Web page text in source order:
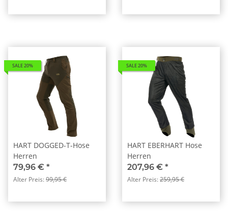
SALE 20%
HART DOGGED-T-Hose
Herren
79,96 € *
Alter Preis:99,95 €
SALE 20%
HART EBERHART Hose
Herren
207,96 € *
Alter Preis:259,95 €